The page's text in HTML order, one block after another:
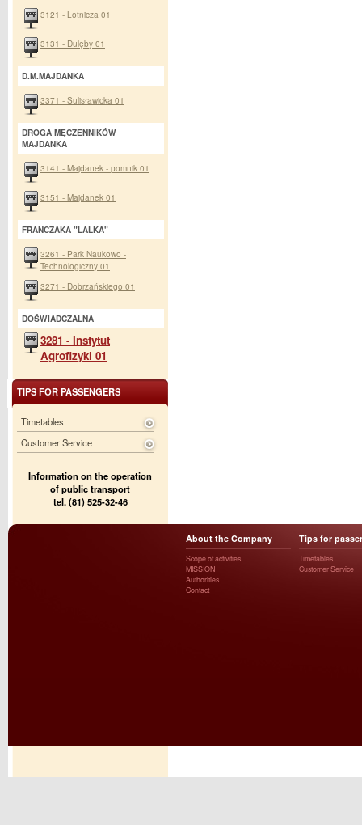
3121 - Lotnicza 01
3131 - Dulęby 01
D.M.MAJDANKA
3371 - Sulisławicka 01
DROGA MĘCZENNIKÓW
MAJDANKA
3141 - Majdanek - pomnik 01
3151 - Majdanek 01
FRANCZAKA "LALKA"
3261 - Park Naukowo -
Technologiczny 01
3271 - Dobrzańskiego 01
DOŚWIADCZALNA
3281 - Instytut
Agrofizyki 01
TIPS FOR PASSENGERS
Timetables
Customer Service
Information on the operation
of public transport
tel. (81) 525-32-46
About the Company
Scope of activities
MISSION
Authorities
Contact
Tips for
Timetables
Customer Service